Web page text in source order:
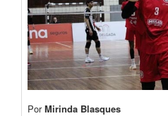
PorMirinda Blasques